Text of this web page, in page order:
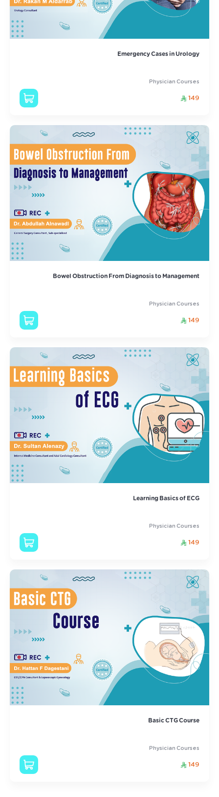
Emergency Cases in Urology
Physician Courses
149
Bowel Obstruction From Diagnosis to Management
Physician Courses
149
Learning Basics of ECG
Physician Courses
149
Basic CTG Course
Physician Courses
149